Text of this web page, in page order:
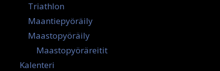
Triathlon
Maantiepyöräily
Maastopyöräily
Maastopyöräreitit
Kalenteri